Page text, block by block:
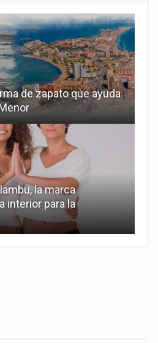
de zapato que ayuda
la marca
interior para la